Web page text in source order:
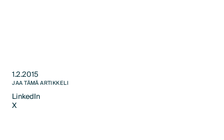
1.2.2015
JAA TÄMÄ ARTIKKELI
LinkedIn
LinkedIn
X